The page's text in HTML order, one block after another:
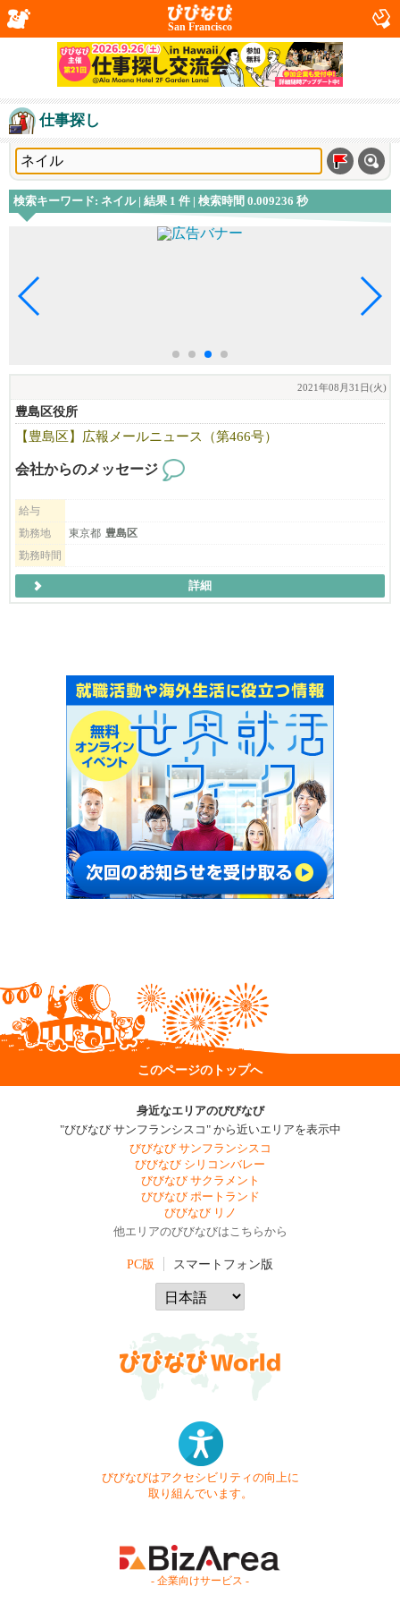
San Francisco
仕事探し
検索キーワード: ネイル | 結果 1 件 | 検索時間 0.009236 秒
2021年08月31日(火)
豊島区役所
【豊島区】広報メールニュース（第466号）
会社からのメッセージ
給与
勤務地
東京都 豊島区
勤務時間
詳細
このページのトップへ
身近なエリアのびびなび
"びびなび サンフランシスコ" から近いエリアを表示中
びびなび サンフランシスコ
びびなび シリコンバレー
びびなび サクラメント
びびなび ポートランド
びびなび リノ
他エリアのびびなびはこちらから
PC版 スマートフォン版
びびなびはアクセシビリティの向上に
取り組んでいます。
- 企業向けサービス -